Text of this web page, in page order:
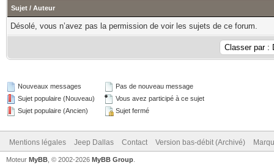
Sujet / Auteur
Désolé, vous n’avez pas la permission de voir les sujets de ce forum.
Nouveaux messages
Sujet populaire (Nouveau)
Sujet populaire (Ancien)
Pas de nouveau message
Vous avez participé à ce sujet
Sujet fermé
Mentions légales Jeep Dallas Contact Version bas-débit (Archivé)
Moteur MyBB , © 2002-2026 MyBB Group